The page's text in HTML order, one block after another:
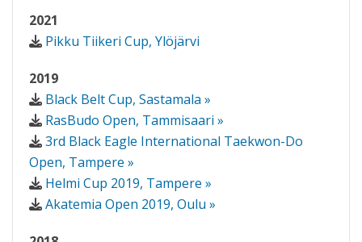
2021
Pikku Tiikeri Cup, Ylöjärvi
2019
Black Belt Cup, Sastamala »
RasBudo Open, Tammisaari »
3rd Black Eagle International Taekwon-Do
Open, Tampere »
Helmi Cup 2019, Tampere »
Akatemia Open 2019, Oulu »